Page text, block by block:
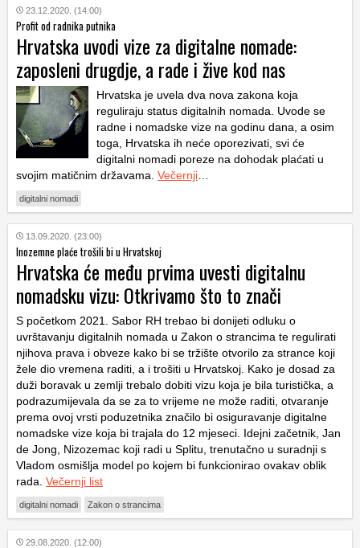
23.12.2020. (14:00)
Profit od radnika putnika
Hrvatska uvodi vize za digitalne nomade:
zaposleni drugdje, a rade i žive kod nas
Hrvatska je uvela dva nova zakona koja
reguliraju status digitalnih nomada. Uvode se
radne i nomadske vize na godinu dana, a osim
toga, Hrvatska ih neće oporezivati, svi će
digitalni nomadi poreze na dohodak plaćati u
svojim matičnim državama. Večernji
digitalni nomadi
13.09.2020. (23:00)
Inozemne plaće trošili bi u Hrvatskoj
Hrvatska će među prvima uvesti digitalnu
nomadsku vizu: Otkrivamo što to znači
S početkom 2021. Sabor RH trebao bi donijeti odluku o
uvrštavanju digitalnih nomada u Zakon o strancima te regulirati
njihova prava i obveze kako bi se tržište otvorilo za strance koji
žele dio vremena raditi, a i trošiti u Hrvatskoj. Kako je dosad za
duži boravak u zemlji trebalo dobiti vizu koja je bila turistička, a
podrazumijevala da se za to vrijeme ne može raditi, otvaranje
prema ovoj vrsti poduzetnika značilo bi osiguravanje digitalne
nomadske vize koja bi trajala do 12 mjeseci. Idejni začetnik, Jan
de Jong, Nizozemac koji radi u Splitu, trenutačno u suradnji s
Vladom osmišlja model po kojem bi funkcionirao ovakav oblik
rada. Večernji list
digitalni nomadi Zakon o strancima
29.08.2020. (12:00)